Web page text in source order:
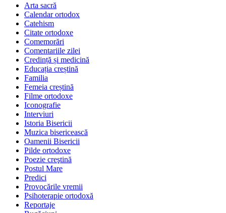
Arta sacră
Calendar ortodox
Catehism
Citate ortodoxe
Comemorări
Comentariile zilei
Credință și medicină
Educația creștină
Familia
Femeia creștină
Filme ortodoxe
Iconografie
Interviuri
Istoria Bisericii
Muzica bisericească
Oamenii Bisericii
Pilde ortodoxe
Poezie creştină
Postul Mare
Predici
Provocările vremii
Psihoterapie ortodoxă
Reportaje